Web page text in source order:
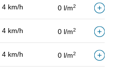
4 km/h 0 l/m2
4 km/h 0 l/m2
4 km/h 0 l/m2